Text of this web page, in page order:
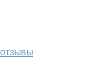
отзывы